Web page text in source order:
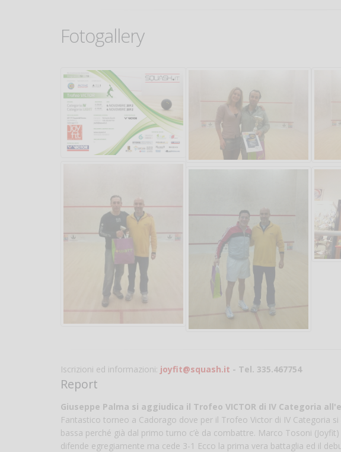
Fotogallery
Iscrizioni ed informazioni: joyfit@squash.it - Tel. 335.467754
Report
Giuseppe Palma si aggiudica il Trofeo VICTOR di IV Categoria
Fantastico torneo a Cadorago dove per il Trofeo Victor di IV Categoria
bassa perché già dal primo turno c’è da combattre. Marco Tosoni
difende egregiamente ma cede 3-1 Ecco la prima vera battaglia ed il